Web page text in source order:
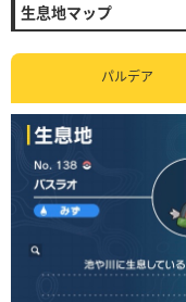
生息地マップ
パルデア